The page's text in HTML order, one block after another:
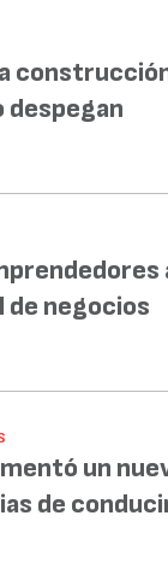
despegan
negocios
un
de